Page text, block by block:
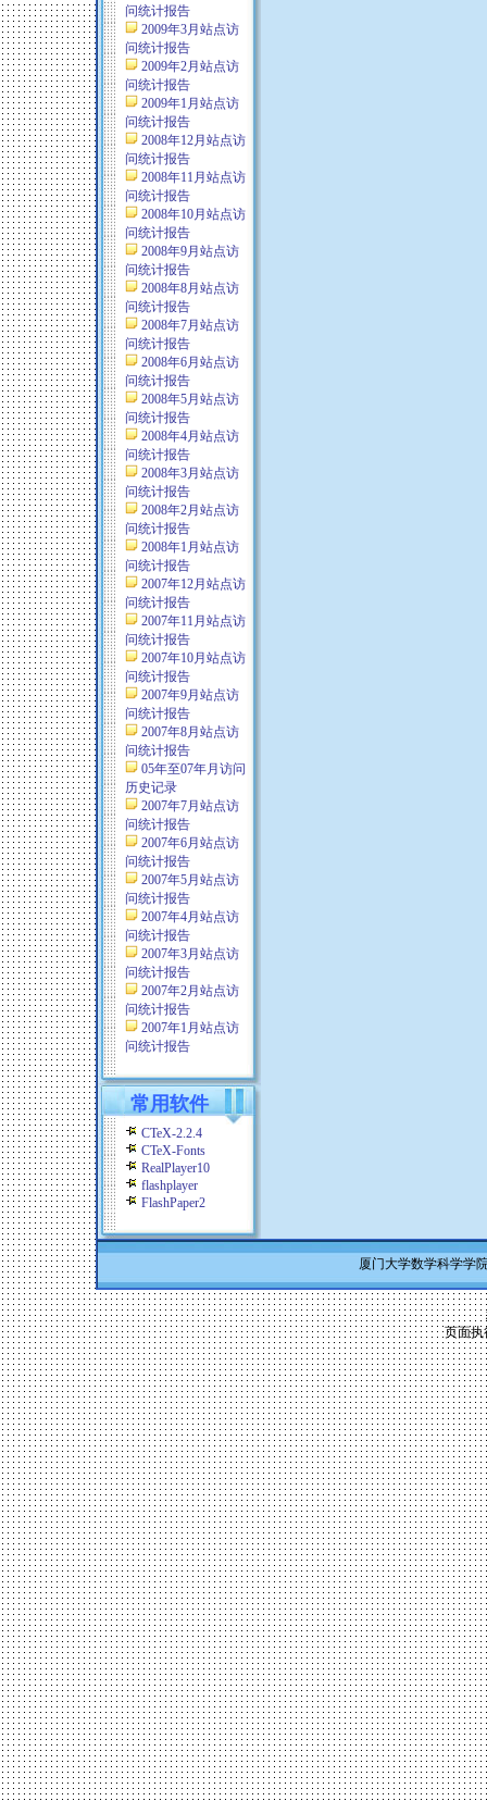
问统计报告
2009年3月站点访
问统计报告
2009年2月站点访
问统计报告
2009年1月站点访
问统计报告
2008年12月站点访
问统计报告
2008年11月站点访
问统计报告
2008年10月站点访
问统计报告
2008年9月站点访
问统计报告
2008年8月站点访
问统计报告
2008年7月站点访
问统计报告
2008年6月站点访
问统计报告
2008年5月站点访
问统计报告
2008年4月站点访
问统计报告
2008年3月站点访
问统计报告
2008年2月站点访
问统计报告
2008年1月站点访
问统计报告
2007年12月站点访
问统计报告
2007年11月站点访
问统计报告
2007年10月站点访
问统计报告
2007年9月站点访
问统计报告
2007年8月站点访
问统计报告
05年至07年月访问
历史记录
2007年7月站点访
问统计报告
2007年6月站点访
问统计报告
2007年5月站点访
问统计报告
2007年4月站点访
问统计报告
2007年3月站点访
问统计报告
2007年2月站点访
问统计报告
2007年1月站点访
问统计报告
常用软件
CTeX-2.2.4
CTeX-Fonts
RealPlayer10
flashplayer
FlashPaper2
厦门大学数学科学学
页面执